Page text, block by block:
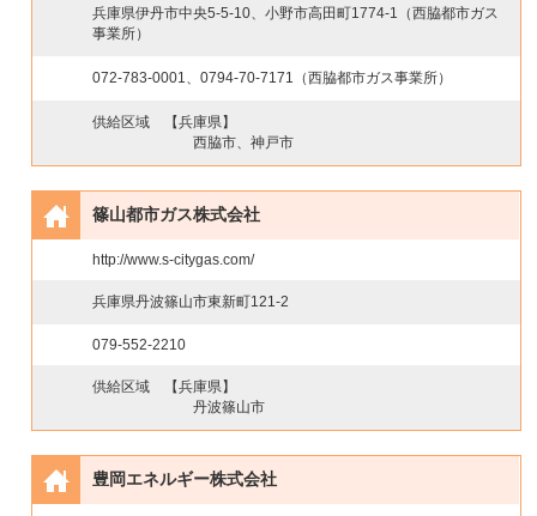
兵庫県伊丹市中央5-5-10、小野市高田町1774-1（西脇都市ガス
事業所）
072-783-0001、0794-70-7171（西脇都市ガス事業所）
供給区域
【兵庫県】
西脇市、神戸市
篠山都市ガス株式会社
http://www.s-citygas.com/
兵庫県丹波篠山市東新町121-2
079-552-2210
供給区域
【兵庫県】
丹波篠山市
豊岡エネルギー株式会社